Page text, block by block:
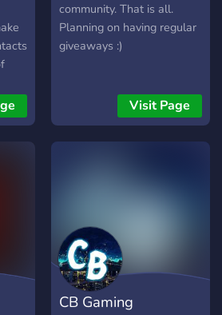
community. That is all.
Planning on having regular
giveaways :)
Visit Page
CB Gaming